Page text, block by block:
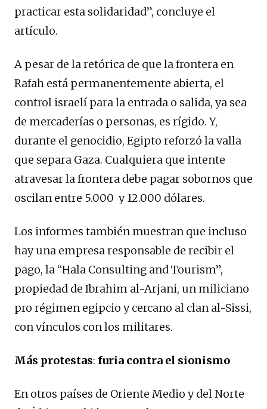
practicar esta solidaridad”, concluye el
artículo.
A pesar de la retórica de que la frontera en
Rafah está permanentemente abierta, el
control israelí para la entrada o salida, ya sea
de mercaderías o personas, es rígido. Y,
durante el genocidio, Egipto reforzó la valla
que separa Gaza. Cualquiera que intente
atravesar la frontera debe pagar sobornos que
oscilan entre 5.000 y 12.000 dólares.
Los informes también muestran que incluso
hay una empresa responsable de recibir el
pago, la “Hala Consulting and Tourism”,
propiedad de Ibrahim al-Arjani, un miliciano
pro régimen egipcio y cercano al clan al-Sissi,
con vínculos con los militares.
Más protestas: furia contra el sionismo
En otros países de Oriente Medio y del Norte